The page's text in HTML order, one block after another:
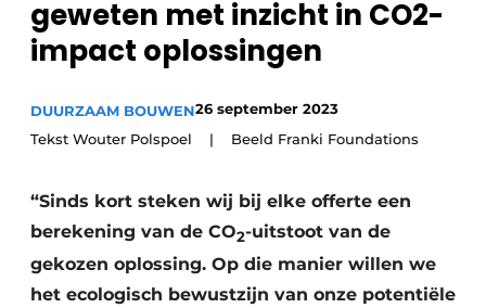
Vacature aanmelden
Vacatures
Aanmelden
Bedrijven
Contact
Akoestiek
Beton & Staalbouw
Brandveiligheid
BIM
Evenementen
Dak & Gevel
geweten met inzicht in CO2-
impact oplossingen
DUURZAAM BOUWEN26 september 2023
Tekst Wouter Polspoel | Beeld Franki Foundations
“Sinds kort steken wij bij elke offerte een
berekening van de CO2-uitstoot van de
gekozen oplossing. Op die manier willen we
het ecologisch bewustzijn van onze potentiële